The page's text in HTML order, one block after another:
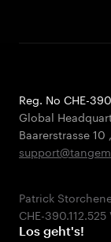
Reg. No CHE-
Global
Baarerstrasse 10 ,
Patrick
Los geht's!